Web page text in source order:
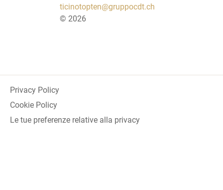
ticinotopten@gruppocdt.ch
© 2026
Privacy Policy
Cookie Policy
Le tue preferenze relative alla privacy